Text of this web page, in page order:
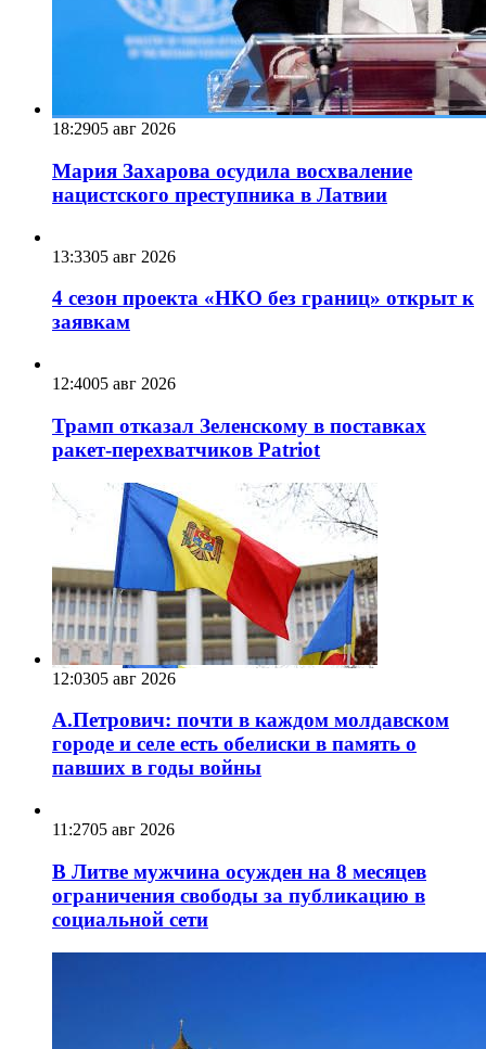
18:2905 авг 2026
Мария Захарова осудила восхваление
нацистского преступника в Латвии
13:3305 авг 2026
4 сезон проекта «НКО без границ» открыт к
заявкам
12:4005 авг 2026
Трамп отказал Зеленскому в поставках
ракет-перехватчиков Patriot
12:0305 авг 2026
А.Петрович: почти в каждом молдавском
городе и селе есть обелиски в память о
павших в годы войны
11:2705 авг 2026
В Литве мужчина осужден на 8 месяцев
ограничения свободы за публикацию в
социальной сети